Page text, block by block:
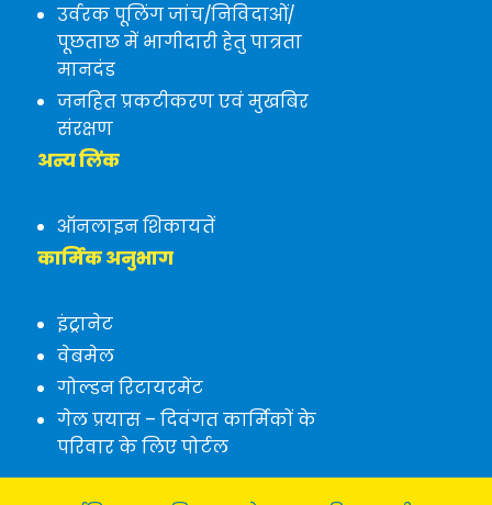
उर्वरक पूलिंग जांच/निविदाओं/
पूछताछ में भागीदारी हेतु पात्रता
मानदंड
जनहित प्रकटीकरण एवं मुखबिर
संरक्षण
अन्य लिंक
ऑनलाइन शिकायतें
कार्मिक अनुभाग
इंट्रानेट
वेबमेल
गोल्डन रिटायरमेंट
गेल प्रयास – दिवंगत कार्मिकों के
परिवार के लिए पोर्टल
नागरिक चार्टर
कॉपीराइट नीति हाइपरलिंकिंग नीति